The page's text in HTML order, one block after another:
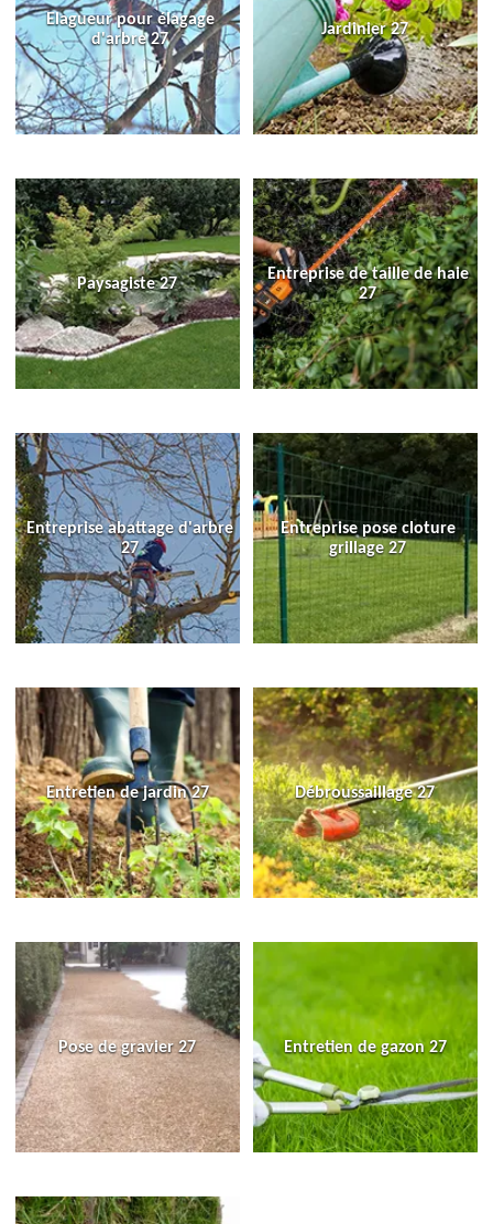
Elagueur pour élagage
d'arbre 27
Jardinier 27
Paysagiste 27
Entreprise de taille de haie
27
Entreprise abattage d'arbre
27
Entreprise pose cloture
grillage 27
Entretien de jardin 27 Débroussaillage 27
Pose de gravier 27 Entretien de gazon 27